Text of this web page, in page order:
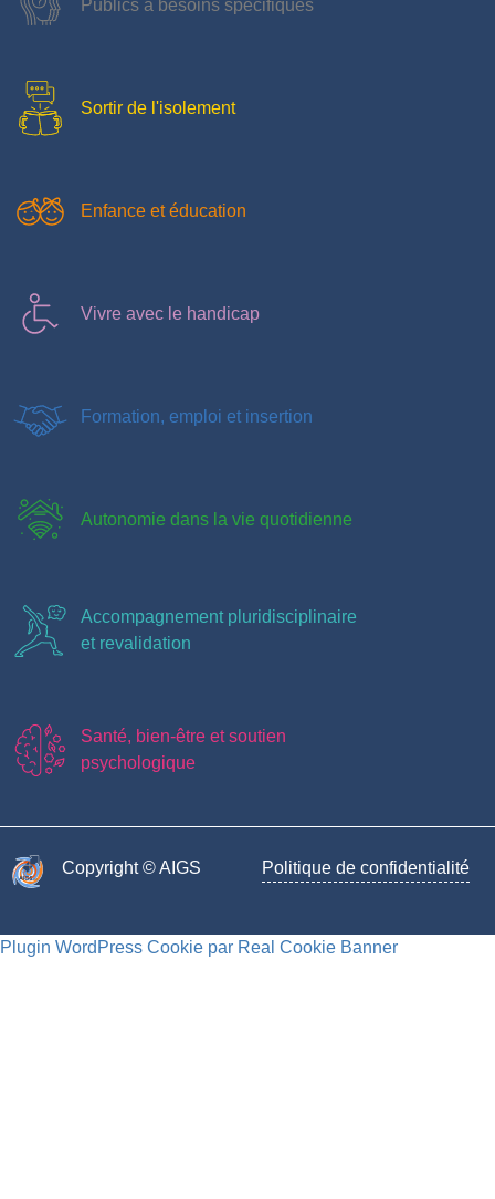
Publics à besoins spécifiques
Sortir de l'isolement
Enfance et éducation
Vivre avec le handicap
Formation, emploi et insertion
Autonomie dans la vie quotidienne
Accompagnement pluridisciplinaire
et revalidation
Santé, bien-être et soutien
psychologique
Copyright © AIGS​ Politique de confidentialité
Plugin WordPress Cookie par Real Cookie Banner